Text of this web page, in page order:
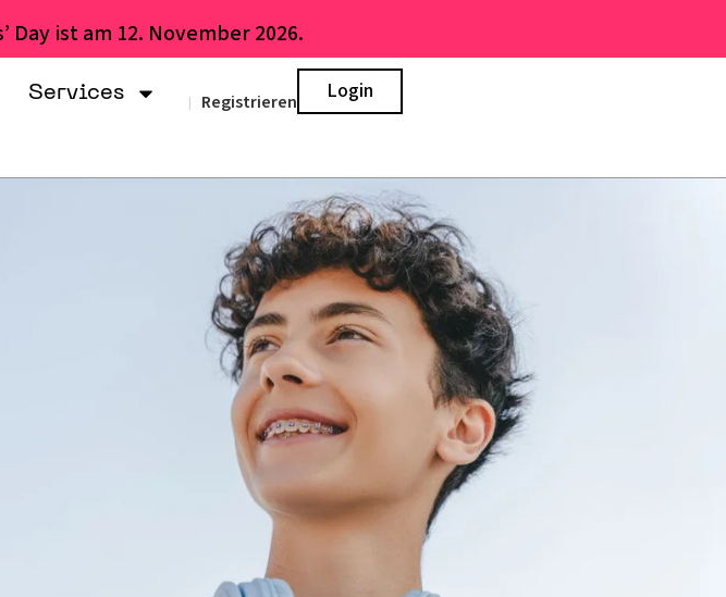
Day ist am 12. November 2026.
Services | Registrieren Login